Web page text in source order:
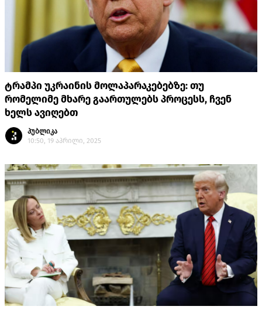
ტრამპი უკრაინის მოლაპარაკებებზე: თუ
რომელიმე მხარე გაართულებს პროცესს, ჩვენ
ხელს ავიღებთ
პუბლიკა
10:50, 19 აპრილი, 2025